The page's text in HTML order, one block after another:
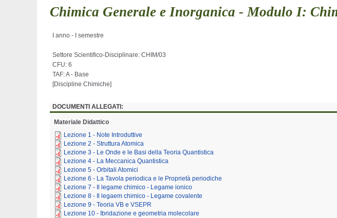
Chimica Generale e Inorganica - Modulo I:
I anno - I semestre
Settore Scientifico-Disciplinare: CHIM/03
CFU: 6
TAF: A - Base
[Discipline Chimiche]
DOCUMENTI ALLEGATI:
Materiale Didattico
Lezione 1 - Note Introduttive
Lezione 2 - Struttura Atomica
Lezione 3 - Le Onde e le Basi della Teoria Quantistica
Lezione 4 - La Meccanica Quantistica
Lezione 5 - Orbitali Atomici
Lezione 6 - La Tavola periodica e le Proprietà periodiche
Lezione 7 - Il legame chimico - Legame ionico
Lezione 8 - Il legaem chimico - Legame covalente
Lezione 9 - Teoria VB e VSEPR
Lezione 10 - Ibridazione e geometria molecolare